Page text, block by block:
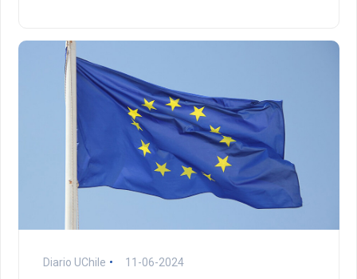
Diario UChile 11-06-2024